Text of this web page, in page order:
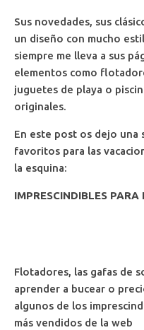
Sus novedades, sus
un diseño con mucho
siempre me lleva a sus
elementos como
juguetes de playa o
originales.
En este post os dejo una
favoritos para las
la esquina:
IMPRESCINDIBLES
Flotadores, las gafas de
aprender a bucear o
algunos de los
más vendidos de la web